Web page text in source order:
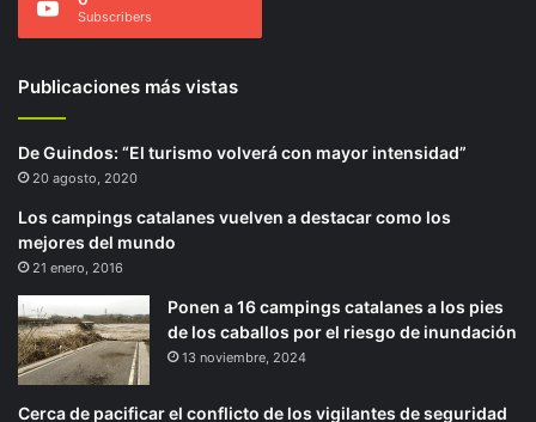
Subscribers
Publicaciones más vistas
De Guindos: “El turismo volverá con mayor intensidad”
20 agosto, 2020
Los campings catalanes vuelven a destacar como los
mejores del mundo
21 enero, 2016
Ponen a 16 campings catalanes a los pies
de los caballos por el riesgo de inundación
13 noviembre, 2024
Cerca de pacificar el conflicto de los vigilantes de seguridad